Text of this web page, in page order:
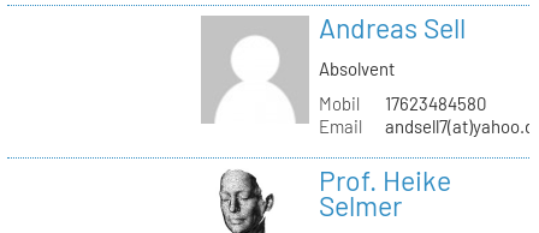
Andreas Sell
Absolvent
Mobil
17623484580
Email
Prof. Heike
Selmer